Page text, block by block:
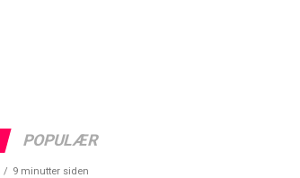
POPULÆR
9 minutter siden